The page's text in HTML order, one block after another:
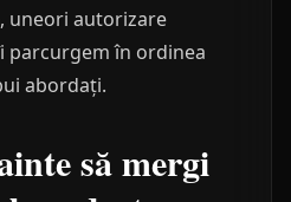
uneori autorizare
parcurgem în ordinea
abordați.
să mergi